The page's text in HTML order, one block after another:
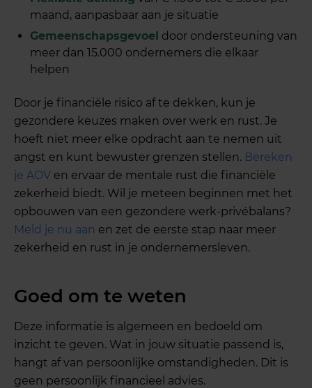
maand, aanpasbaar aan je situatie
Gemeenschapsgevoel door ondersteuning van
meer dan 15.000 ondernemers die elkaar
helpen
Door je financiële risico af te dekken, kun je
gezondere keuzes maken over werk en rust. Je
hoeft niet meer elke opdracht aan te nemen uit
angst en kunt bewuster grenzen stellen. Bereken
je AOV en ervaar de mentale rust die financiële
zekerheid biedt. Wil je meteen beginnen met het
opbouwen van een gezondere werk-privébalans?
Meld je nu aan en zet de eerste stap naar meer
zekerheid en rust in je ondernemersleven.
Goed om te weten
Deze informatie is algemeen en bedoeld om
inzicht te geven. Wat in jouw situatie passend is,
hangt af van persoonlijke omstandigheden. Dit is
geen persoonlijk financieel advies.